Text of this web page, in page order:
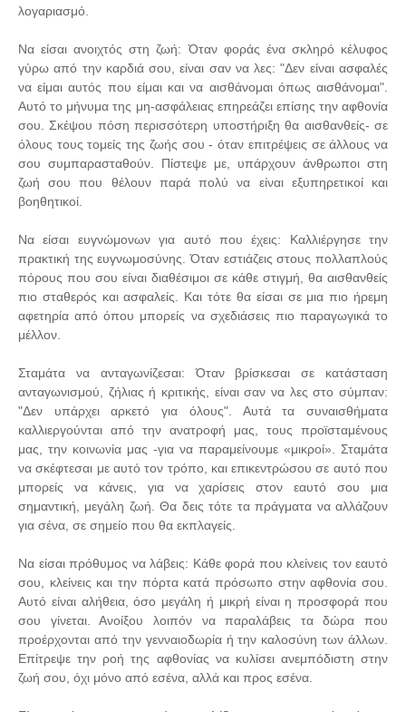
λογαριασμό.
Να είσαι ανοιχτός στη ζωή: Όταν φοράς ένα σκληρό κέλυφος
γύρω από την καρδιά σου, είναι σαν να λες: "Δεν είναι ασφαλές
να είμαι αυτός που είμαι και να αισθάνομαι όπως αισθάνομαι".
Αυτό το μήνυμα της μη-ασφάλειας επηρεάζει επίσης την αφθονία
σου. Σκέψου πόση περισσότερη υποστήριξη θα αισθανθείς- σε
όλους τους τομείς της ζωής σου - όταν επιτρέψεις σε άλλους να
σου συμπαρασταθούν. Πίστεψε με, υπάρχουν άνθρωποι στη
ζωή σου που θέλουν παρά πολύ να είναι εξυπηρετικοί και
βοηθητικοί.
Να είσαι ευγνώμονων για αυτό που έχεις: Καλλιέργησε την
πρακτική της ευγνωμοσύνης. Όταν εστιάζεις στους πολλαπλούς
πόρους που σου είναι διαθέσιμοι σε κάθε στιγμή, θα αισθανθείς
πιο σταθερός και ασφαλείς. Και τότε θα είσαι σε μια πιο ήρεμη
αφετηρία από όπου μπορείς να σχεδιάσεις πιο παραγωγικά το
μέλλον.
Σταμάτα να ανταγωνίζεσαι: Όταν βρίσκεσαι σε κατάσταση
ανταγωνισμού, ζήλιας ή κριτικής, είναι σαν να λες στο σύμπαν:
"Δεν υπάρχει αρκετό για όλους". Αυτά τα συναισθήματα
καλλιεργούνται από την ανατροφή μας, τους προϊσταμένους
μας, την κοινωνία μας -για να παραμείνουμε «μικροί». Σταμάτα
να σκέφτεσαι με αυτό τον τρόπο, και επικεντρώσου σε αυτό που
μπορείς να κάνεις, για να χαρίσεις στον εαυτό σου μια
σημαντική, μεγάλη ζωή. Θα δεις τότε τα πράγματα να αλλάζουν
για σένα, σε σημείο που θα εκπλαγείς.
Να είσαι πρόθυμος να λάβεις: Κάθε φορά που κλείνεις τον εαυτό
σου, κλείνεις και την πόρτα κατά πρόσωπο στην αφθονία σου.
Αυτό είναι αλήθεια, όσο μεγάλη ή μικρή είναι η προσφορά που
σου γίνεται. Ανοίξου λοιπόν να παραλάβεις τα δώρα που
προέρχονται από την γενναιοδωρία ή την καλοσύνη των άλλων.
Επίτρεψε την ροή της αφθονίας να κυλίσει ανεμπόδιστη στην
ζωή σου, όχι μόνο από εσένα, αλλά και προς εσένα.